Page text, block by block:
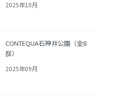
2025年10月
CONTEQUA石神井公園（全8
邸）
2025年09月